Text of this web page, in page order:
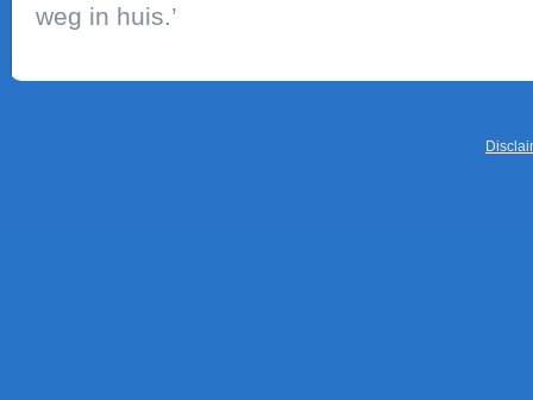
weg in huis.’